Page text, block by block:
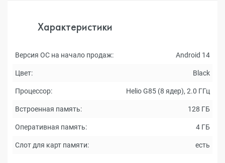
Характеристики
Версия ОС на начало продаж: Android 14
Цвет: Black
Процессор: Helio G85 (8 ядер), 2.0 ГГц
Встроенная память: 128 ГБ
Оперативная память: 4 ГБ
Слот для карт памяти: есть